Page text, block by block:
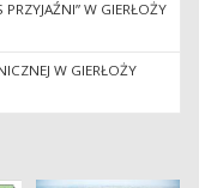
W GIERŁOŻY
W GIERŁOŻY